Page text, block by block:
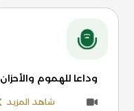
وداعا للهموم والأحزان
شاهد المزيد